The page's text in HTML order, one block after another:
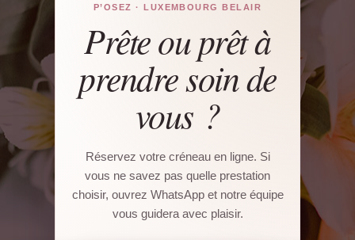
P’OSEZ · LUXEMBOURG BELAIR
Prête ou prêt à
prendre soin de
vous ?
Réservez votre créneau en ligne. Si
vous ne savez pas quelle prestation
choisir, ouvrez WhatsApp et notre équipe
vous guidera avec plaisir.